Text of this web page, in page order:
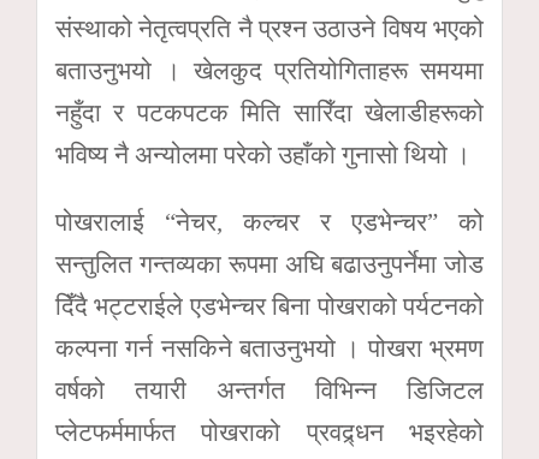
संस्थाको नेतृत्वप्रति नै प्रश्न उठाउने विषय भएको
बताउनुभयो । खेलकुद प्रतियोगिताहरू समयमा
नहुँदा र पटकपटक मिति सारिँदा खेलाडीहरूको
भविष्य नै अन्योलमा परेको उहाँको गुनासो थियो ।
पोखरालाई “नेचर, कल्चर र एडभेन्चर” को
सन्तुलित गन्तव्यका रूपमा अघि बढाउनुपर्नेमा जोड
दिँदै भट्टराईले एडभेन्चर बिना पोखराको पर्यटनको
कल्पना गर्न नसकिने बताउनुभयो । पोखरा भ्रमण
वर्षको तयारी अन्तर्गत विभिन्न डिजिटल
प्लेटफर्ममार्फत पोखराको प्रवद्र्धन भइरहेको